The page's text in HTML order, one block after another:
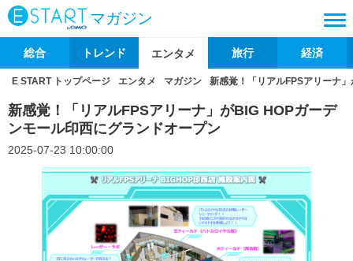
マガジン
総合 トレンド エンタメ 旅行 経済
E START トップページ エンタメ マガジン 新感覚！「リアルFPSアリーナ
新感覚！「リアルFPSアリーナ」がBIG HOPガーデ
ンモール印西にグランドオープン
2025-07-23 10:00:00